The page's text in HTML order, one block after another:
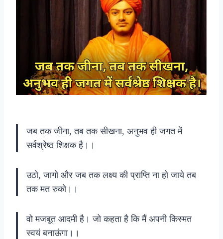
जब तक जीना, तब तक सीखना, अनुभव ही जगत में
सर्वश्रेष्ठ शिक्षक है।।
उठो, जागो और जब तक लक्ष्य की प्राप्ति ना हो जाये तब
तक मत रुको।।
वो मजबूत आदमी है। जो कहता है कि मैं अपनी किस्मत
स्वयं बनाऊंगा।।